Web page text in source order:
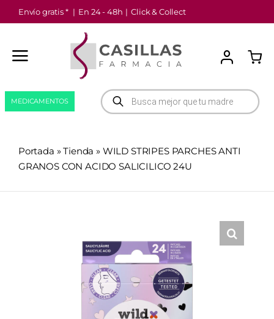
Saltar
al
Envío gratis * | En 24 - 48h | Click & Collect
Búsqueda
de
productos
MEDICAMENTOS
Portada »Tienda » WILD STRIPES PARCHES ANTI
GRANOS CON ACIDO SALICILICO 24U